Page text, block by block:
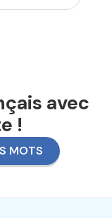
avec
!
MOTS